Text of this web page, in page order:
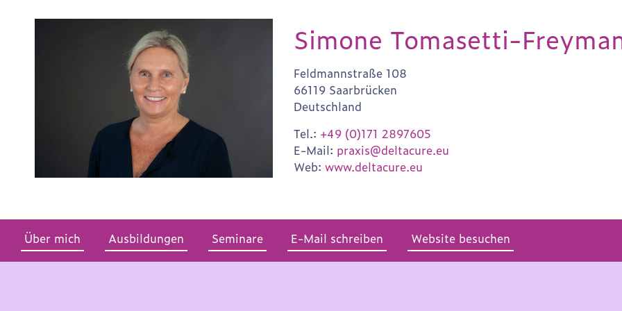
Simone Tomasetti-
Feldmannstraße 108
66119 Saarbrücken
Deutschland
Tel.: +49 (0)171 2897605
E-Mail: praxis@deltacure.eu
Web:www.deltacure.eu
Über mich Ausbildungen Seminare E-Mail schreiben Website besuchen